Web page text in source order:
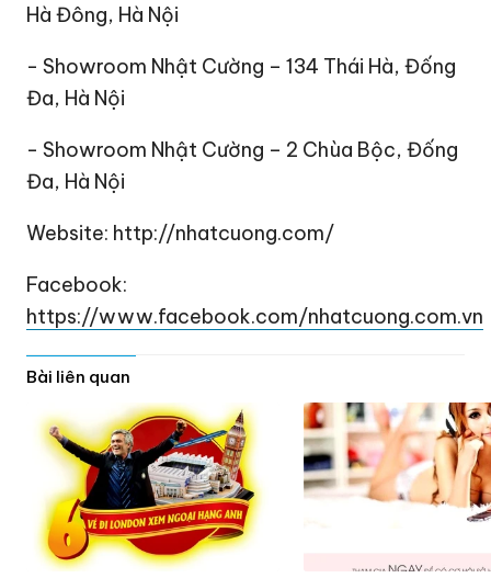
Hà Đông, Hà Nội
- Showroom Nhật Cường – 134 Thái Hà, Đống
Đa, Hà Nội
- Showroom Nhật Cường – 2 Chùa Bộc, Đống
Đa, Hà Nội
Website: http://nhatcuong.com/
Facebook:
https://www.facebook.com/nhatcuong.com.vn
Bài liên quan